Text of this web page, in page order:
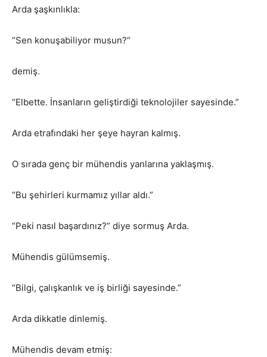
Arda şaşkınlıkla:
“Sen konuşabiliyor musun?”
demiş.
“Elbette. İnsanların geliştirdiği teknolojiler sayesinde.”
Arda etrafındaki her şeye hayran kalmış.
O sırada genç bir mühendis yanlarına yaklaşmış.
“Bu şehirleri kurmamız yıllar aldı.”
“Peki nasıl başardınız?” diye sormuş Arda.
Mühendis gülümsemiş.
“Bilgi, çalışkanlık ve iş birliği sayesinde.”
Arda dikkatle dinlemiş.
Mühendis devam etmiş: